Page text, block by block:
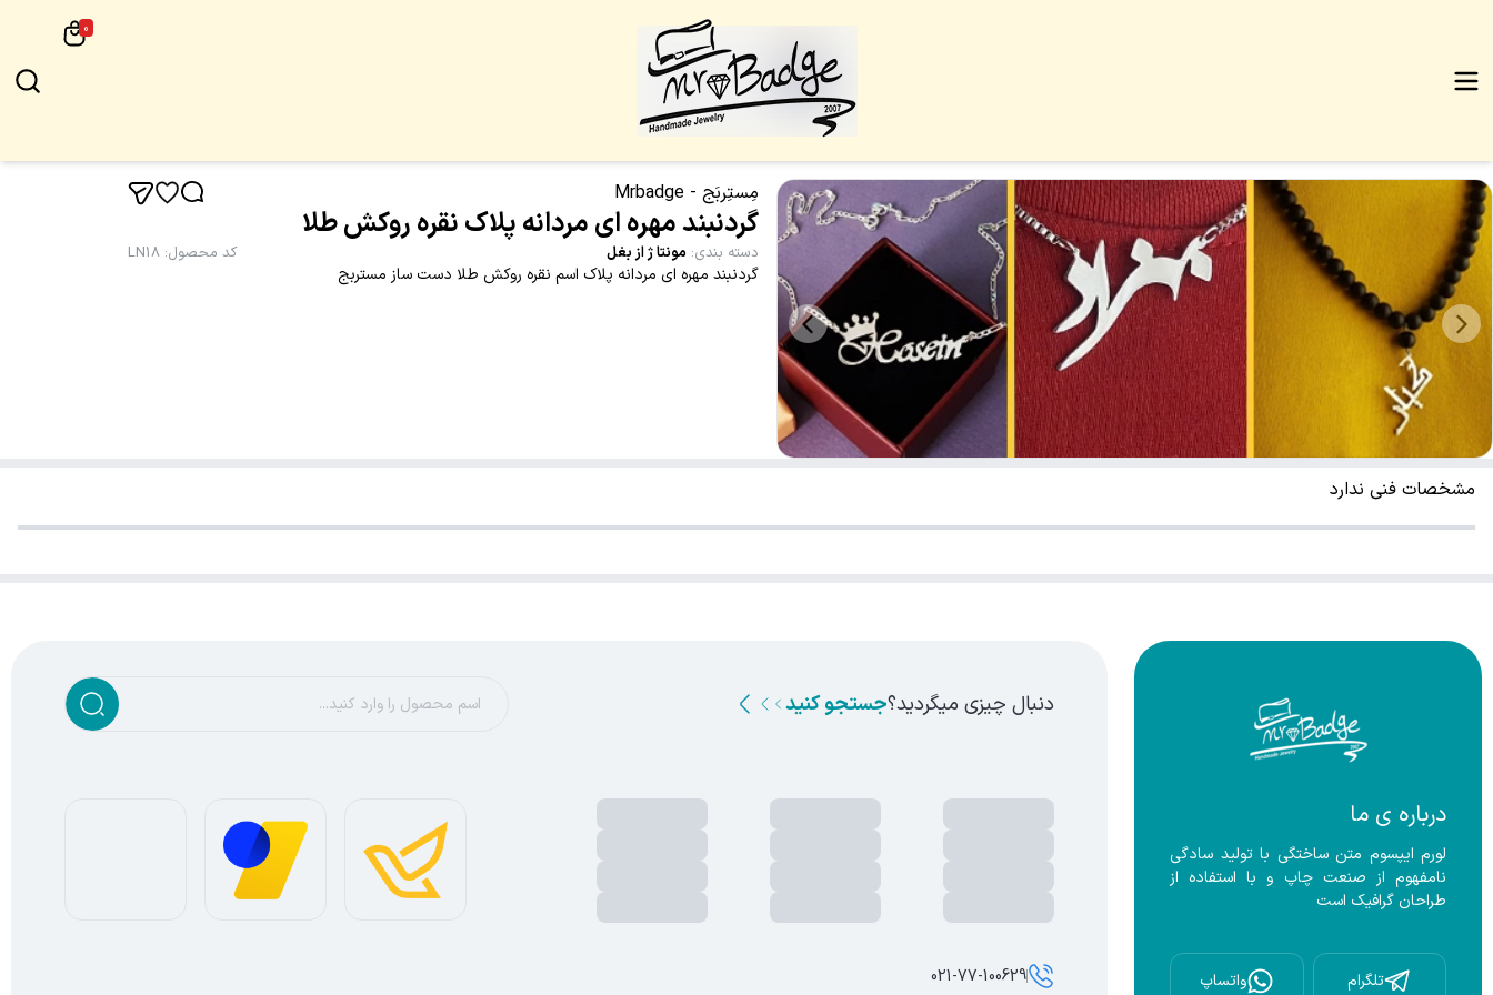
0
مِستِربَج - Mrbadge
گردنبند مهره ای مردانه پلاک نقره روکش طلا
دسته بندی: مونتا ژ از بغل کد محصول:
LN18
گردنبند مهره ای مردانه پلاک اسم نقره روکش طلا دست ساز مستربج
مشخصات فنی ندارد
درباره ی ما
طراحان گرافیک است
تلگرام واتساپ
دنبال چیزی میگردید؟جستجو کنید
021-77-100629